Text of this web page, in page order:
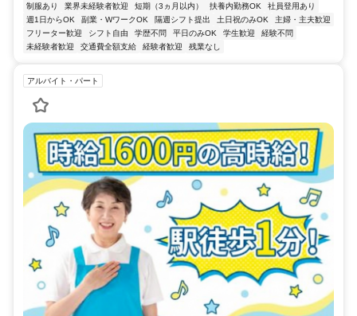
制服あり 業界未経験者歓迎 短期（3ヵ月以内） 扶養内勤務OK
社員登用あり
週1日からOK
副業・WワークOK 隔週シフト提出 土日祝のみOK
主婦・主夫歓迎
フリーター歓迎
シフト自由 学歴不問 平日のみOK 学生歓迎
経験不問
未経験者歓迎
交通費全額支給 経験者歓迎 残業なし
アルバイト・パート